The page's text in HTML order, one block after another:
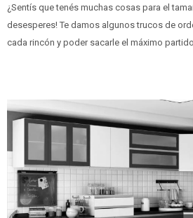
¿Sentís que tenés muchas cosas para el
desesperes! Te damos algunos trucos de
cada rincón y poder sacarle el máximo